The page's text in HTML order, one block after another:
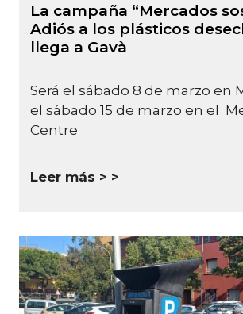
La campaña “Mercados
Adiós a los plásticos
llega a Gavà
Será el sábado 8 de marzo en
el sábado 15 de marzo en el
Centre
Leer más >